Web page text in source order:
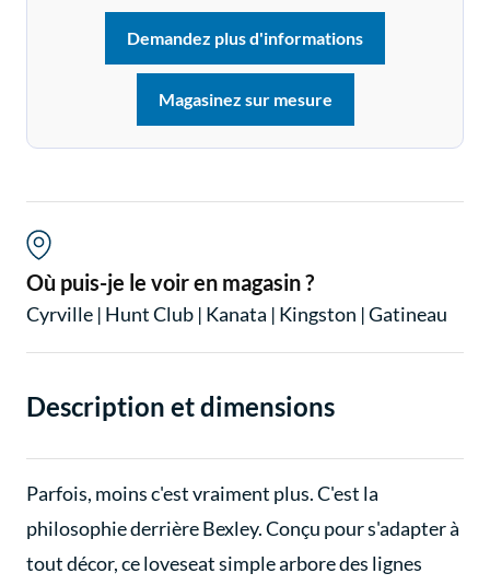
Demandez plus d'informations
Magasinez sur mesure
Où puis-je le voir en magasin ?
Cyrville | Hunt Club | Kanata | Kingston |Gatineau
Description et dimensions
Parfois, moins c'est vraiment plus. C'est la
philosophie derrière Bexley. Conçu pour s'adapter à
tout décor, ce loveseat simple arbore des lignes